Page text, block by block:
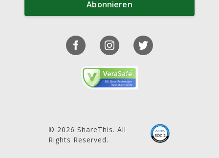
Abonnieren
© 2026 ShareThis. All
Rights Reserved.